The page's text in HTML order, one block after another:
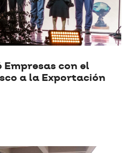
Empresas con el
a la Exportación